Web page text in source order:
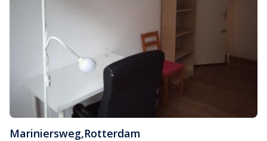
Mariniersweg,Rotterdam